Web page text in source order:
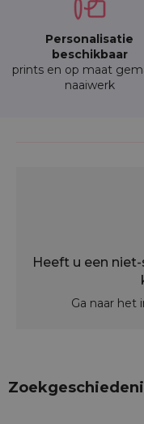
Personalisatie
beschikbaar
prints en op maat
naaiwerk
Heeft u een
Ga naar het